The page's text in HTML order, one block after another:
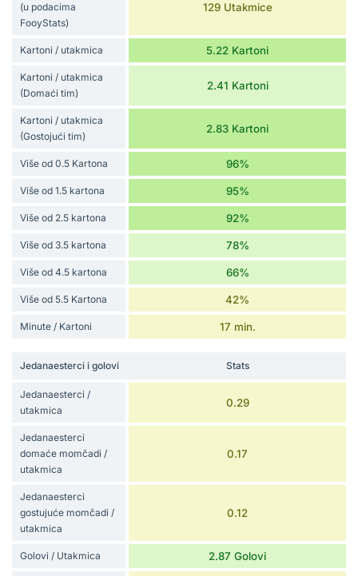
(u podacima
FooyStats)
129 Utakmice
Kartoni / utakmica 5.22 Kartoni
Kartoni / utakmica
(Domaći tim)
2.41 Kartoni
Kartoni / utakmica
(Gostojući tim)
2.83 Kartoni
Više od 0.5 Kartona 96%
Više od 1.5 kartona 95%
Više od 2.5 kartona 92%
Više od 3.5 kartona 78%
Više od 4.5 kartona 66%
Više od 5.5 Kartona 42%
Minute / Kartoni 17 min.
Jedanaesterci i golovi Stats
Jedanaesterci /
utakmica
0.29
Jedanaesterci
domaće momčadi /
utakmica
0.17
Jedanaesterci
gostujuće momčadi /
utakmica
0.12
Golovi / Utakmica 2.87 Golovi